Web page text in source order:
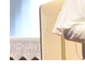
Gobierno de